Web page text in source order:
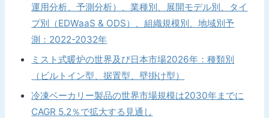
運用分析、予測分析）、業種別、展開モデル別、タイ
プ別（EDWaaS & ODS）、組織規模別、地域別予
測：2022-2032年
ミスト式暖炉の世界及び日本市場2026年：種類別
（ビルトイン型、据置型、壁掛け型）
冷凍ベーカリー製品の世界市場規模は2030年までに
CAGR 5.2％で拡大する見通し